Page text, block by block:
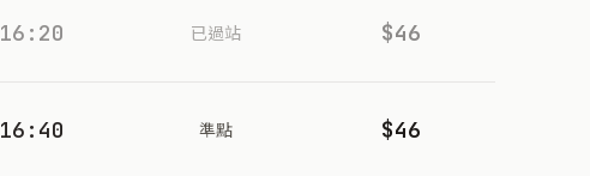
16:20 已過站 $46
16:40 準點 $46